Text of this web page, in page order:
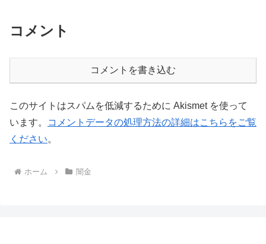
コメント
コメントを書き込む
このサイトはスパムを低減するために Akismet を使って
います。
コメントデータの処理方法の詳細はこちらをご覧
ください。
ホーム 闇金